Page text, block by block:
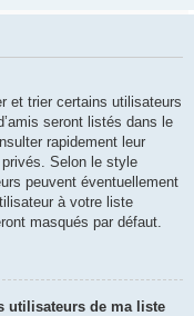
et trier certains utilisateurs
seront listés dans le
rapidement leur
Selon le style
peuvent éventuellement
à votre liste
masqués par défaut.
utilisateurs de ma liste